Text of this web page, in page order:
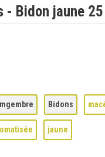
Bidon jaune
Bidons
jaune